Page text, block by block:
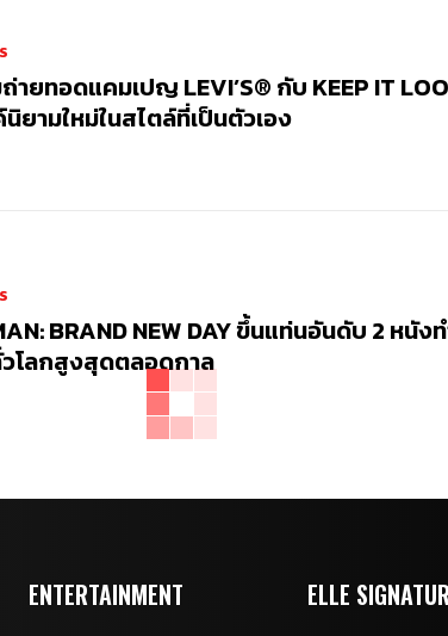
ายทอดแคมเปญ LEVI’S® กับ KEEP IT
ยามใหม่ในสไตล์ที่เป็นตัวเอง
BRAND NEW DAY ขึ้นแท่นอันดับ 2 หนัง
โลกสูงสุดตลอดกาล
ENTERTAINMENT ELLE